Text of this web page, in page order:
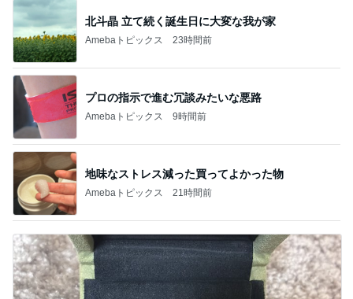
北斗晶 立て続く誕生日に大変な我が家
Amebaトピックス 23時間前
プロの指示で進む冗談みたいな悪路
Amebaトピックス 9時間前
地味なストレス減った買ってよかった物
Amebaトピックス 21時間前